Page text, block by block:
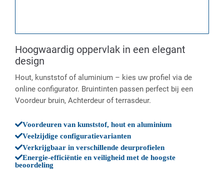
Hoogwaardig oppervlak in een elegant
design
Hout, kunststof of aluminium – kies uw profiel via de
online configurator. Bruintinten passen perfect bij een
Voordeur bruin, Achterdeur of terrasdeur.
Voordeuren van kunststof, hout en aluminium
Veelzijdige configuratievarianten
Verkrijgbaar in verschillende deurprofielen
Energie-efficiëntie en veiligheid met de hoogste
beoordeling